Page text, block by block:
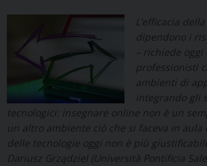
L’efficacia
dipendono i
– richiede
professionisti
ambienti di
integrando gli
tecnologici: insegnare online non è un
un altro ambiente ciò che si faceva in aula
delle tecnologie oggi non è più
Dariusz Grządziel (Università Pontificia